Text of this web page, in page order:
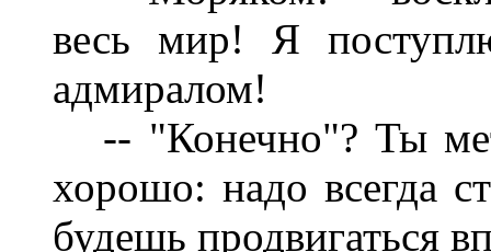
весь мир! Я
адмиралом!
-- "Конечно"? Ты
хорошо: надо всегда
будешь продвигаться